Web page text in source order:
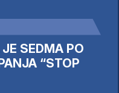
SEDMA PO
“STOP